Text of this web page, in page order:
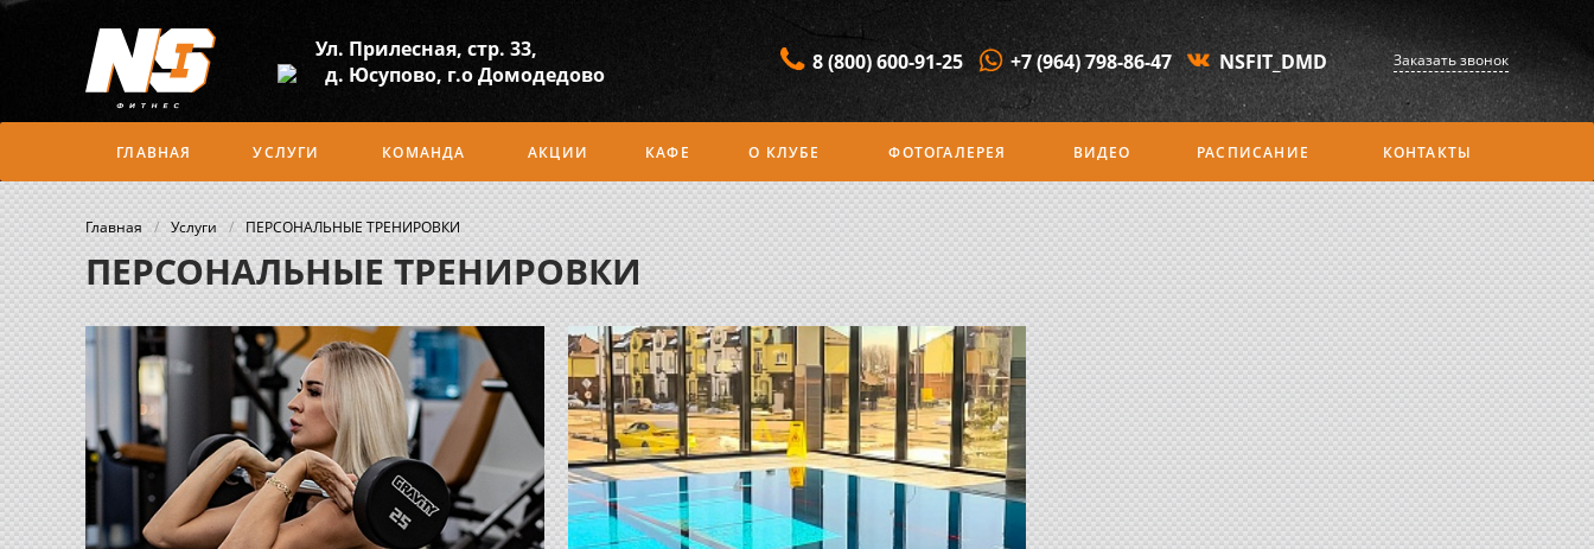
Ул. Прилесная, стр. 33,
д. Юсупово, г.о Домодедово
8 (800) 600-91-25 +7 (964) 798-86-47 NSFIT_DMD Заказать звонок
ГЛАВНАЯ УСЛУГИ КОМАНДА АКЦИИ КАФЕ О КЛУБЕ ФОТОГАЛЕРЕЯ ВИДЕО РАСПИСАНИЕ КОНТАКТЫ
Главная / Услуги / ПЕРСОНАЛЬНЫЕ ТРЕНИРОВКИ
ПЕРСОНАЛЬНЫЕ ТРЕНИРОВКИ